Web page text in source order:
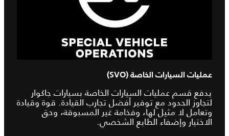
عمليات السيارات الخاصة (SVO)
يدفع قسم عمليات السيارات الخاصة بسيارات جاكوار
لتجاوز الحدود مع توفير أفضل تجارب القيادة. قوة وقيادة
وتعامل لا مثيل لها، وفخامة غير المسبوقة، وحق
الاختيار وإضفاء الطابع الشخصي.